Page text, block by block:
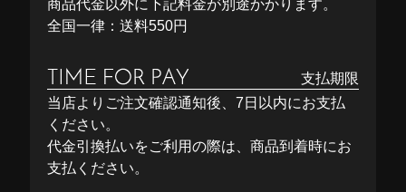
商品代金以外に下記料金が別途かかります。
全国一律：送料550円
支払期限
当店よりご注文確認通知後、7日以内にお支払
ください。
代金引換払いをご利用の際は、商品到着時にお
支払ください。